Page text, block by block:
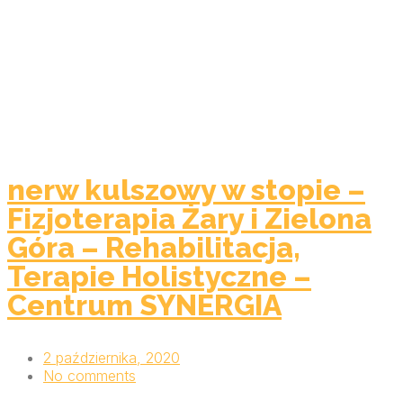
nerw kulszowy w stopie –
Fizjoterapia Żary i Zielona
Góra – Rehabilitacja,
Terapie Holistyczne –
Centrum SYNERGIA
2 października, 2020
No comments